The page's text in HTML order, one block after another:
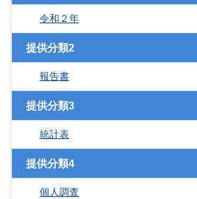
令和２年
提供分類2
報告書
提供分類3
統計表
提供分類4
個人調査